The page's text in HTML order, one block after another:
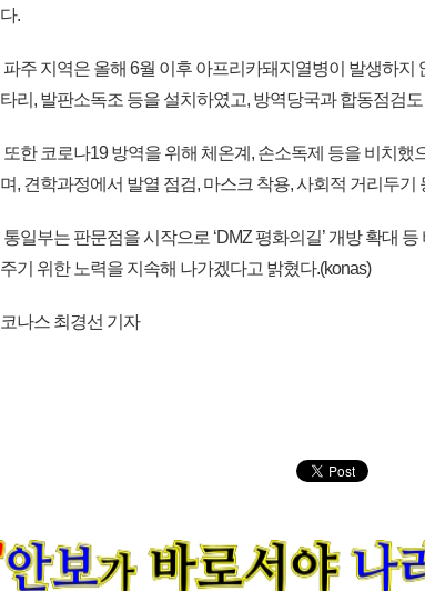
다.
파주 지역은 올해 6월 이후 아프리카돼지열병이 발생하지
타리, 발판소독조 등을 설치하였고, 방역당국과 합동점검
또한 코로나19 방역을 위해 체온계, 손소독제 등을 비치했
며, 견학과정에서 발열 점검, 마스크 착용, 사회적 거리두
통일부는 판문점을 시작으로 ‘DMZ 평화의길’ 개방 확대
주기 위한 노력을 지속해 나가겠다고 밝혔다.(konas)
코나스 최경선 기자